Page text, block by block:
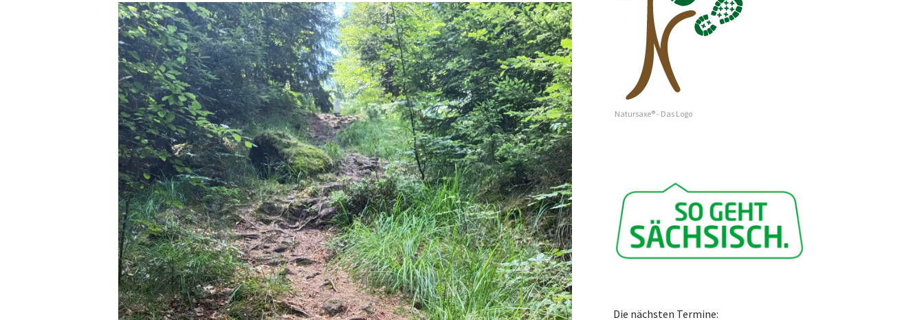
Natursaxe® - Das Logo
Die nächsten Termine: